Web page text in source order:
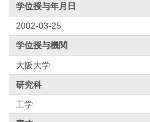
学位授与年月日
2002-03-25
学位授与機関
大阪大学
研究科
工学